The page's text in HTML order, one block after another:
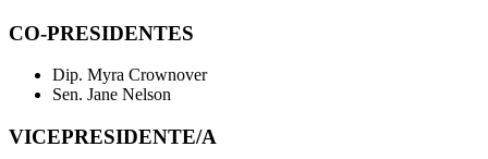
CO-PRESIDENTES
Dip. Myra Crownover
Sen. Jane Nelson
VICEPRESIDENTE/A